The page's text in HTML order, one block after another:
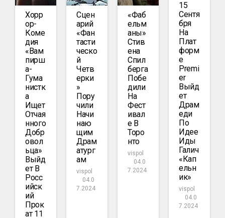
Хорр
Ор-
Коме
Дия
«Вам
Пирш
А-
Гума
Нистк
А
Ищет
Отчая
Нного
Добр
Овол
Ьца»
Выйд
Ет В
Росс
Ийск
Ий
Прок
Ат 11
Сцен
Арий
«Фан
Тасти
Ческо
Й
Четв
Ерки
»
Пору
Чили
Начи
Наю
Щим
Драм
Атург
Ам
vispol
04.0
7.2024
«Фаб
Ельм
Аны»
Стив
Ена
Спил
Берга
Побе
Дили
На
Фест
Ивал
Е В
Торо
Нто
vispol
04.0
7.2024
15
Сентя
Бря
На
Плат
Форм
Е
Premi
Er
Выйд
Ет
Драм
Еди
По
Идее
Иды
Галич
«Кап
Ельн
Ик»
vispol
04.0
7.2024